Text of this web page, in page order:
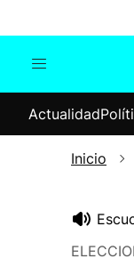
Internacional
Actualidad
Inicio